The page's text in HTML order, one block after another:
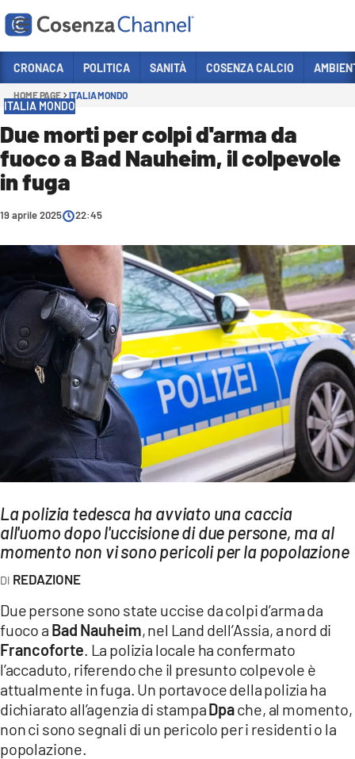
Sezioni
POLITICA
COSENZA CALCIO
ECONOMIA E LAVORO
SPORT
CULTURA
AMBIENTE
Streaming
LAC NETWORK
LAC ONAIR
LaC
Network
LACONAIR.IT
LACITYMAG.IT
ILREGGINO.IT
COSENZACHANNEL.IT
ILVIBONESE.IT
CRONACA POLITICA SANITÀ COSENZA CALCIO
HOME PAGE ITALIA MONDO
ITALIA MONDO
Due morti per colpi d'arma da
fuoco a Bad Nauheim, il colpevole
in fuga
19 aprile 2025 22:45
La polizia tedesca ha avviato una caccia
all'uomo dopo l'uccisione di due persone, ma al
momento non vi sono pericoli per la popolazione
REDAZIONE
Due persone sono state uccise da colpi d’arma da
fuoco a Bad Nauheim, nel Land dell’Assia, a nord di
Francoforte . La polizia locale ha confermato
l’accaduto, riferendo che il presunto colpevole è
attualmente in fuga. Un portavoce della polizia ha
dichiarato all’agenzia di stampaDpache, al momento,
non ci sono segnali di un pericolo per i residenti o la
popolazione.